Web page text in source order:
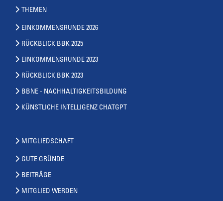
THEMEN
EINKOMMENSRUNDE 2026
RÜCKBLICK BBK 2025
EINKOMMENSRUNDE 2023
RÜCKBLICK BBK 2023
BBNE - NACHHALTIGKEITSBILDUNG
KÜNSTLICHE INTELLIGENZ CHATGPT
MITGLIEDSCHAFT
GUTE GRÜNDE
BEITRÄGE
MITGLIED WERDEN